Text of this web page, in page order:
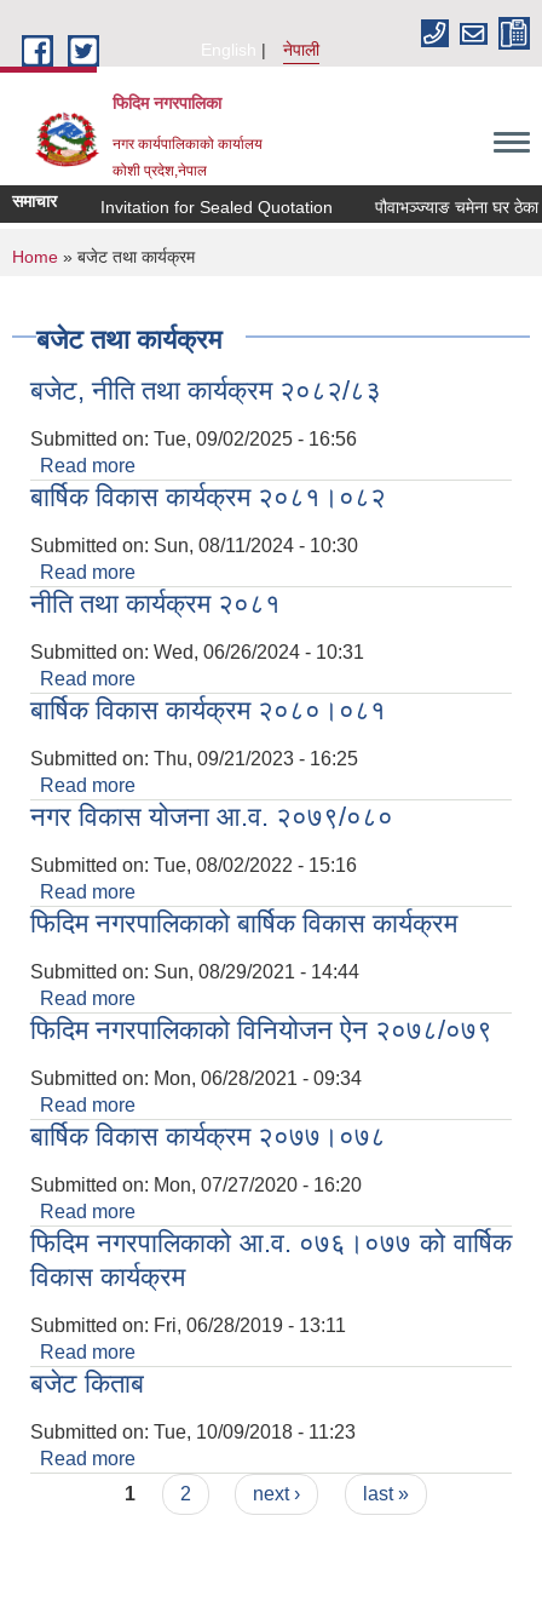
English
नेपाली
फिदिम नगरपालिका
नगर कार्यपालिकाको कार्यालय
कोशी प्रदेश,नेपाल
समाचार Invitation for Sealed Quotation पौवाभञ्ज्याङ चमेना घर ठेका
You are here
Home » बजेट तथा कार्यक्रम
बजेट तथा कार्यक्रम
बजेट, नीति तथा कार्यक्रम २०८२/८३
Submitted on: Tue, 09/02/2025 - 16:56
Read more
बार्षिक विकास कार्यक्रम २०८१।०८२
Submitted on: Sun, 08/11/2024 - 10:30
Read more
नीति तथा कार्यक्रम २०८१
Submitted on: Wed, 06/26/2024 - 10:31
Read more
बार्षिक विकास कार्यक्रम २०८०।०८१
Submitted on: Thu, 09/21/2023 - 16:25
Read more
नगर विकास योजना आ.व. २०७९/०८०
Submitted on: Tue, 08/02/2022 - 15:16
Read more
फिदिम नगरपालिकाको बार्षिक विकास कार्यक्रम
Submitted on: Sun, 08/29/2021 - 14:44
Read more
फिदिम नगरपालिकाको विनियोजन ऐन २०७८/०७९
Submitted on: Mon, 06/28/2021 - 09:34
Read more
बार्षिक विकास कार्यक्रम २०७७।०७८
Submitted on: Mon, 07/27/2020 - 16:20
Read more
फिदिम नगरपालिकाको आ.व. ०७६।०७७ को वार्षिक
विकास कार्यक्रम
Submitted on: Fri, 06/28/2019 - 13:11
Read more
विकास कार्यक्रम
बजेट किताब
Submitted on: Tue, 10/09/2018 - 11:23
Read more
Pages
1 2 next › last »